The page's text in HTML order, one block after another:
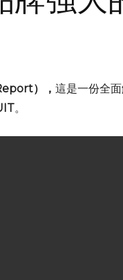
）， 這是一份全
。